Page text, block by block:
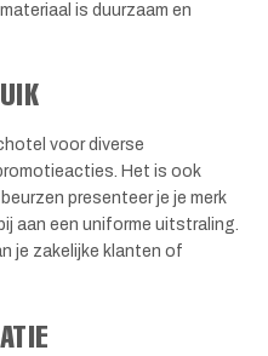
is duurzaam en
voor diverse
Het is ook
presenteer je je merk
aan een uniforme uitstraling.
je zakelijke klanten of